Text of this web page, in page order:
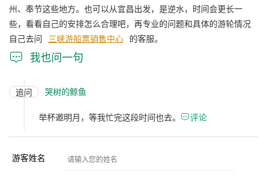
州、奉节这些地方。也可以从宜昌出发，是逆水，时间会更长一
些，看看自己的安排怎么合理吧，再专业的问题和具体的游轮情况
自己去问
三峡游船票销售中心 的客服。
 我也问一句
追问 哭树的鲸鱼
举杯邀明月，等我忙完这段时间也去。 评论
游客姓名